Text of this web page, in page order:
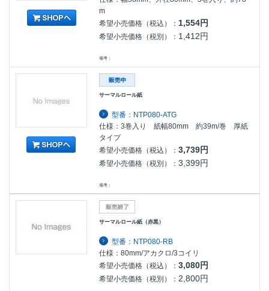
m
希望小売価格（税込）： 1,554円
希望小売価格（税別）： 1,412円
備考：
サーマルロール紙
型番：NTP080-ATG
仕様：3巻入り 紙幅80mm 約39m/巻 厚紙
タイプ
希望小売価格（税込）： 3,739円
希望小売価格（税別）： 3,399円
備考：
サーマルロール紙（赤黒）
型番：NTP080-RB
仕様：80mm/アカクロ/3コイリ
希望小売価格（税込）：3,080円
希望小売価格（税別）： 2,800円